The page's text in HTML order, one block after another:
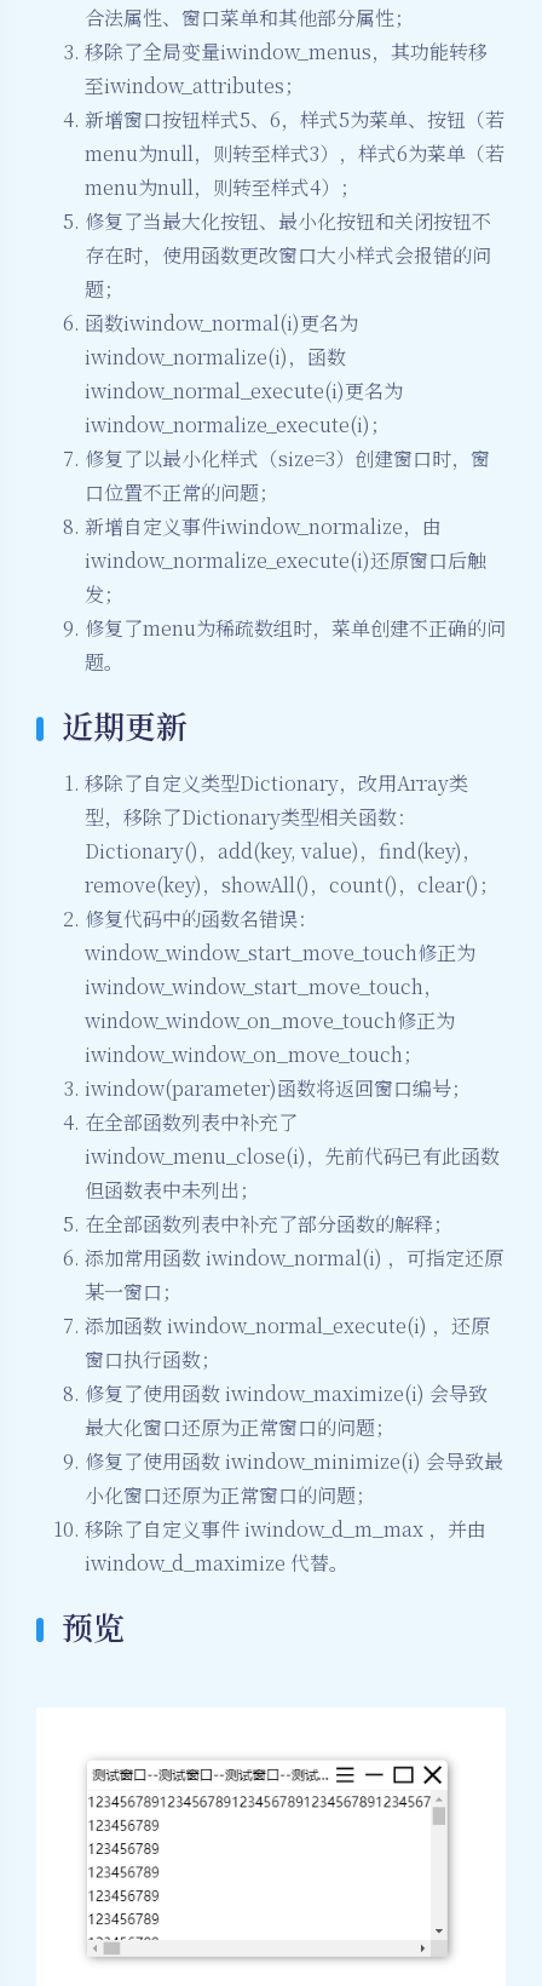
合法属性、窗口菜单和其他部分属性；
移除了全局变量iwindow_menus，其功能转移
至iwindow_attributes；
新增窗口按钮样式5、6，样式5为菜单、按钮（若
menu为null，则转至样式3），样式6为菜单（若
menu为null，则转至样式4）；
修复了当最大化按钮、最小化按钮和关闭按钮不
存在时，使用函数更改窗口大小样式会报错的问
题；
函数iwindow_normal(i)更名为
iwindow_normalize(i)，函数
iwindow_normal_execute(i)更名为
iwindow_normalize_execute(i)；
修复了以最小化样式（size=3）创建窗口时，窗
口位置不正常的问题；
新增自定义事件iwindow_normalize，由
iwindow_normalize_execute(i)还原窗口后触
发；
修复了menu为稀疏数组时，菜单创建不正确的问
题。
近期更新
移除了自定义类型Dictionary，改用Array类
型，移除了Dictionary类型相关函数：
Dictionary()，add(key, value)，find(key)，
remove(key)，showAll()，count()，clear()；
修复代码中的函数名错误：
window_window_start_move_touch修正为
iwindow_window_start_move_touch，
window_window_on_move_touch修正为
iwindow_window_on_move_touch；
iwindow(parameter)函数将返回窗口编号；
在全部函数列表中补充了
iwindow_menu_close(i)，先前代码已有此函数
但函数表中未列出；
在全部函数列表中补充了部分函数的解释；
添加常用函数 iwindow_normal(i) ，可指定还原
某一窗口；
添加函数 iwindow_normal_execute(i) ，还原
窗口执行函数；
修复了使用函数 iwindow_maximize(i) 会导致
最大化窗口还原为正常窗口的问题；
修复了使用函数 iwindow_minimize(i) 会导致最
小化窗口还原为正常窗口的问题；
移除了自定义事件 iwindow_d_m_max ，并由
iwindow_d_maximize 代替。
预览